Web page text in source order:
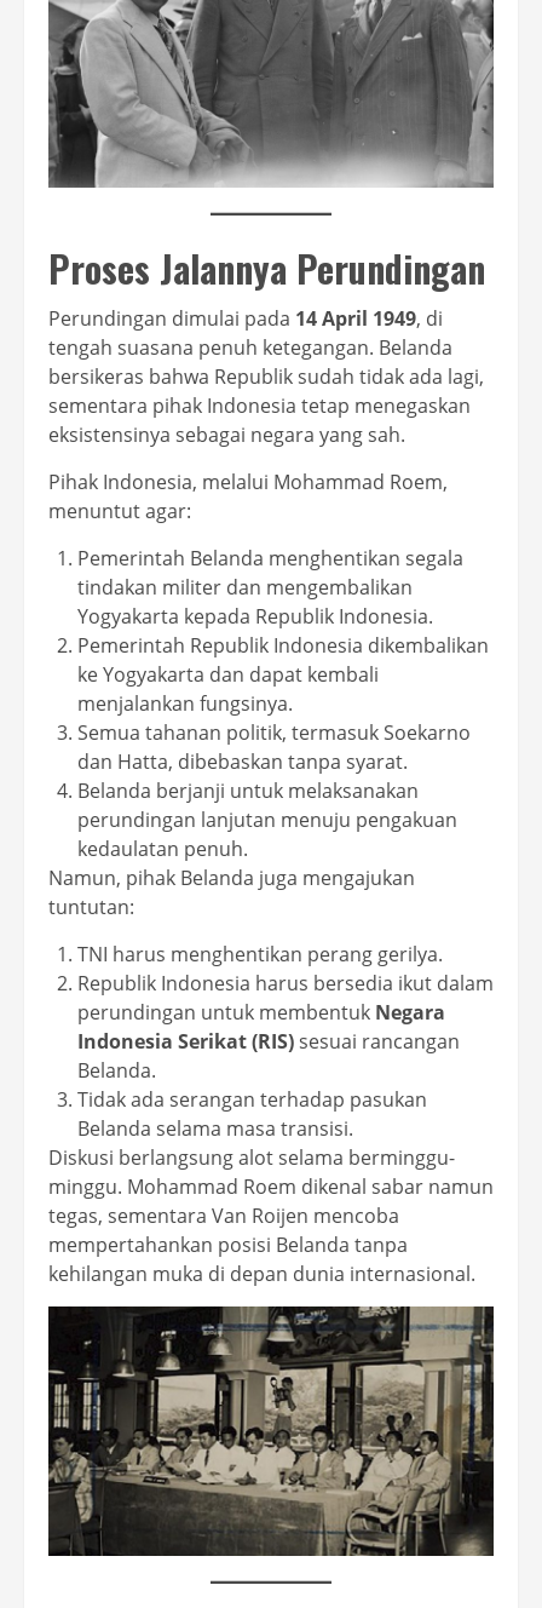
Proses Jalannya Perundingan
Perundingan dimulai pada 14 April 1949, di
tengah suasana penuh ketegangan. Belanda
bersikeras bahwa Republik sudah tidak ada lagi,
sementara pihak Indonesia tetap menegaskan
eksistensinya sebagai negara yang sah.
Pihak Indonesia, melalui Mohammad Roem,
menuntut agar:
Pemerintah Belanda menghentikan segala
tindakan militer dan mengembalikan
Yogyakarta kepada Republik Indonesia.
Pemerintah Republik Indonesia dikembalikan
ke Yogyakarta dan dapat kembali
menjalankan fungsinya.
Semua tahanan politik, termasuk Soekarno
dan Hatta, dibebaskan tanpa syarat.
Belanda berjanji untuk melaksanakan
perundingan lanjutan menuju pengakuan
kedaulatan penuh.
Namun, pihak Belanda juga mengajukan
tuntutan:
TNI harus menghentikan perang gerilya.
Republik Indonesia harus bersedia ikut dalam
perundingan untuk membentuk Negara
Indonesia Serikat (RIS)sesuai rancangan
Belanda.
Tidak ada serangan terhadap pasukan
Belanda selama masa transisi.
Diskusi berlangsung alot selama berminggu-
minggu. Mohammad Roem dikenal sabar namun
tegas, sementara Van Roijen mencoba
mempertahankan posisi Belanda tanpa
kehilangan muka di depan dunia internasional.